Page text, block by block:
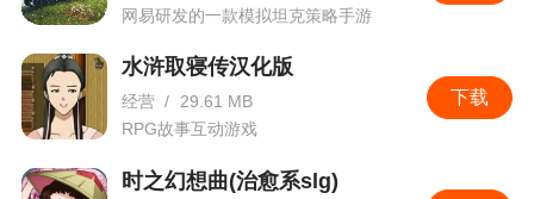
将在维护后被增改。
6.优化：部分界面中红点提示功能调整优化。
7.优化：副官位置编辑功能调整优化，同一角色
在作为单人副官和多人副官的一员时的对应位置将
被分别记录。
网易研发的一款模拟坦克策略手游
下载
水浒取寝传汉化版
经营 / 29.61 MB
RPG故事互动游戏
时之幻想曲(治愈系slg)